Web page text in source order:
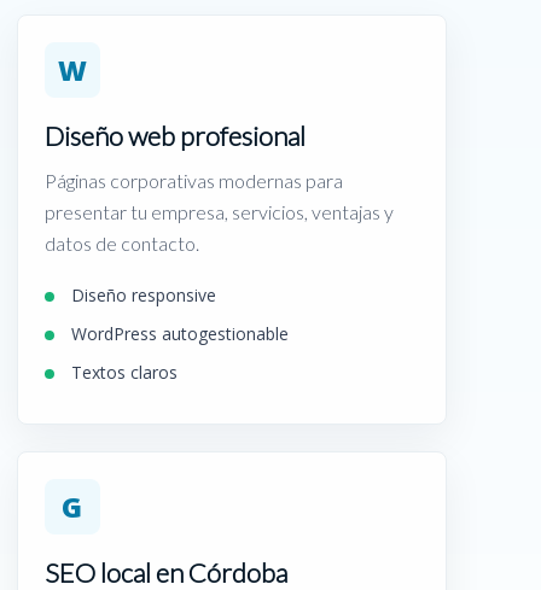
W
Diseño web profesional
Páginas corporativas modernas para
presentar tu empresa, servicios, ventajas y
datos de contacto.
Diseño responsive
WordPress autogestionable
Textos claros
G
SEO local en Córdoba